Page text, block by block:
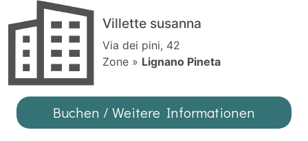
Villette susanna
Via dei pini, 42
Zone » Lignano Pineta
Buchen / Weitere Informationen